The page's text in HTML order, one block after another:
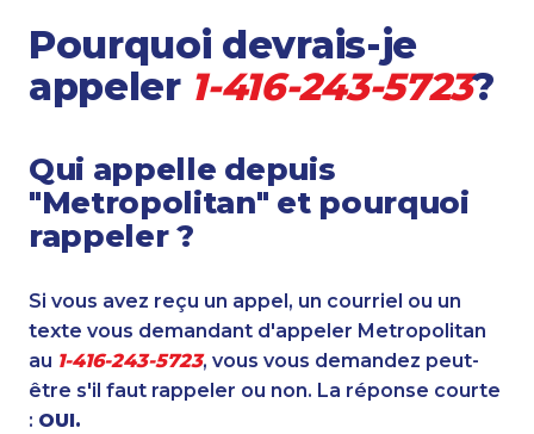
Pourquoi devrais-je
appeler 1-416-243-5723?
Qui appelle depuis
"Metropolitan" et pourquoi
rappeler ?
Si vous avez reçu un appel, un courriel ou un
texte vous demandant d'appeler Metropolitan
au 1-416-243-5723, vous vous demandez peut-
être s'il faut rappeler ou non. La réponse courte
: OUI.